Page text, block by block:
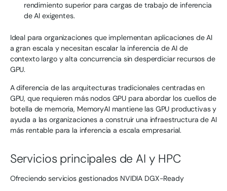
rendimiento superior para cargas de trabajo de inferencia
de AI exigentes.
Ideal para organizaciones que implementan aplicaciones de AI
a gran escala y necesitan escalar la inferencia de AI de
contexto largo y alta concurrencia sin desperdiciar recursos de
GPU.
A diferencia de las arquitecturas tradicionales centradas en
GPU, que requieren más nodos GPU para abordar los cuellos de
botella de memoria, MemoryAI mantiene las GPU productivas y
ayuda a las organizaciones a construir una infraestructura de AI
más rentable para la inferencia a escala empresarial.
Servicios principales de AI y HPC
Ofreciendo servicios gestionados NVIDIA DGX-Ready